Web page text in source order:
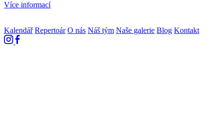
Více informací
Kalendář Repertoár O nás Náš tým Naše galerie Blog Kontakt